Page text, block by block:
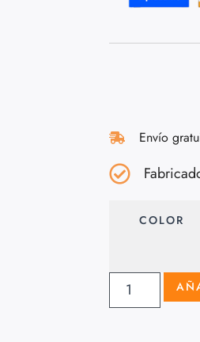
Envío
COLOR